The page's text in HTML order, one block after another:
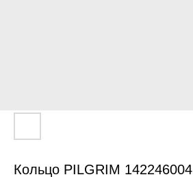
Кольцо PILGRIM 142246004